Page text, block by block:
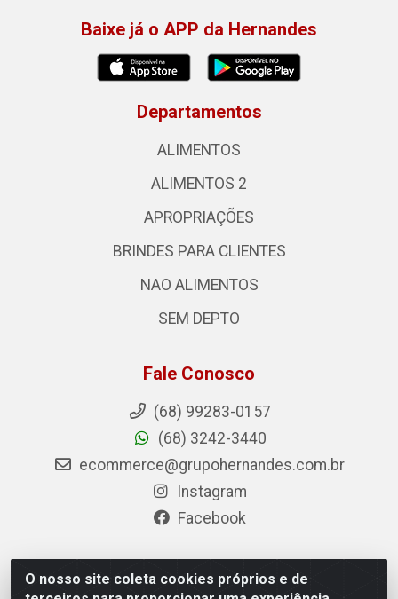
O nosso site coleta cookies próprios e de
Baixe já o APP da Hernandes
Departamentos
ALIMENTOS
ALIMENTOS 2
APROPRIAÇÕES
BRINDES PARA CLIENTES
NAO ALIMENTOS
SEM DEPTO
Fale Conosco
(68) 99283-0157
(68) 3242-3440
ecommerce@grupohernandes.com.br
Instagram
Facebook
Hernandes - Atacado e Distribuições - Rodovia Transacreana,